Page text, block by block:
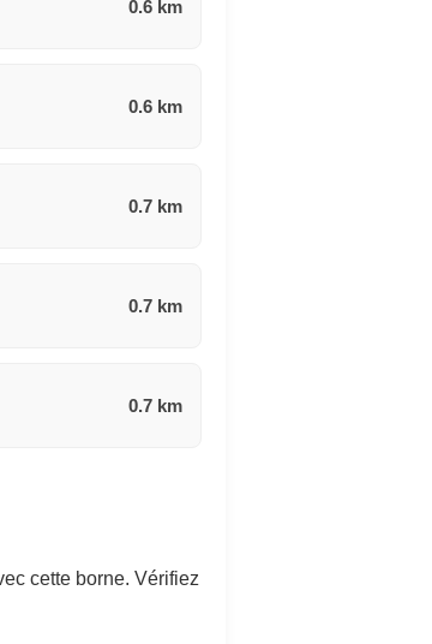
0.6 km
0.6 km
0.7 km
0.7 km
0.7 km
cette borne. Vérifiez